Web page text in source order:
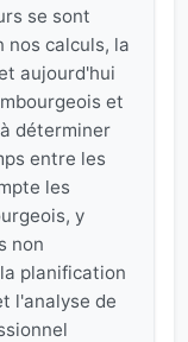
se sont
nos calculs, la
aujourd'hui
et
déterminer
entre les
les
y
non
planification
l'analyse de